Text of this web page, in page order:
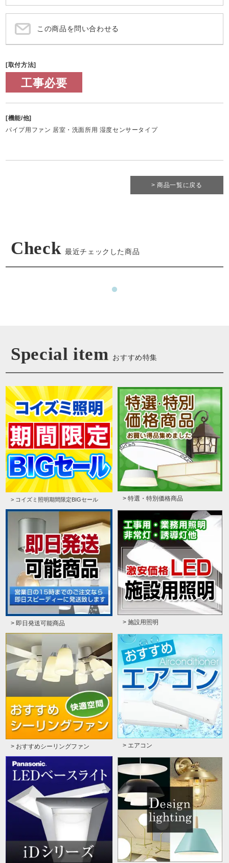
この商品を問い合わせる
[取付方法]
工事必要
[機能/他]
パイプ用ファン 居室・洗面所用 湿度センサータイプ
> 商品一覧に戻る
Check 最近チェックした商品
Special item おすすめ特集
> コイズミ照明期間限定BIGセール > 特選・特別価格商品
> 即日発送可能商品 > 施設用照明
> おすすめシーリングファン > エアコン